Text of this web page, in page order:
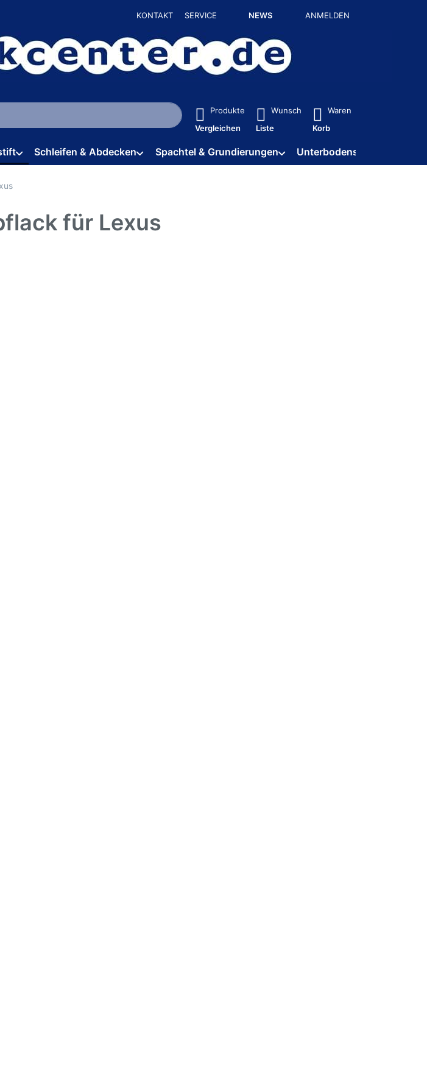
KONTAKT SERVICE NEWS ANMELDEN
Sie tippen, erscheinen automatisch erste Ergebnisse. Drücken Sie die Eingabetaste, um alle
Produkte
Vergleichen
Wunsch
Liste
Waren
Korb
Schleifen & Abdecken Spachtel & Grundierungen Unterbodenschutz / HV
für Lexus